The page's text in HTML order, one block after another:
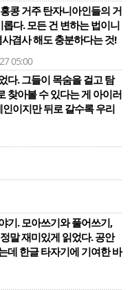
콩 거주 탄자니아인들의 거
다. 모든 건 변하는 법이니
겸사 해도 충분하다는 것!
05:00
다. 그들이 목숨을 걸고 탐
찾아볼 수 있다는 게 아이러
이지만 뒤로 갈수록 우리
기. 모아쓰기와 풀어쓰기,
말 재미있게 읽었다. 공안
데 한글 타자기에 기여한 바